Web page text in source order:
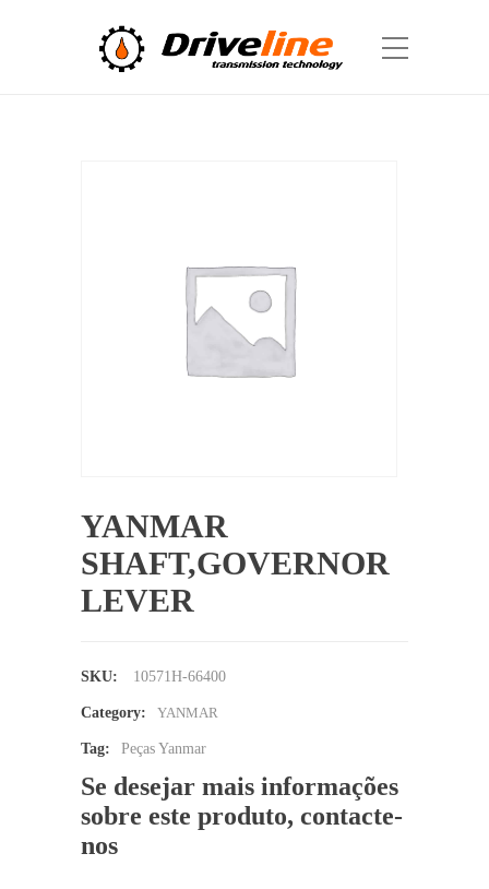
YANMAR
SHAFT,GOVERNOR
LEVER
SKU: 10571H-66400
Category: YANMAR
Tag: Peças Yanmar
Se desejar mais informações
sobre este produto, contacte-
nos